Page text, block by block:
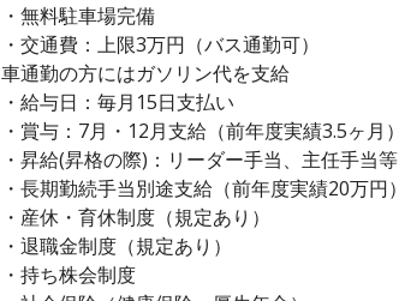
・無料駐車場完備
・交通費：上限3万円（バス通勤可）
車通勤の方にはガソリン代を支給
・給与日：毎月15日支払い
・賞与：7月・12月支給（前年度実績3.5ヶ月）
・昇給(昇格の際)：リーダー手当、主任手当等
・長期勤続手当別途支給（前年度実績20万円）
・産休・育休制度（規定あり）
・退職金制度（規定あり）
・持ち株会制度